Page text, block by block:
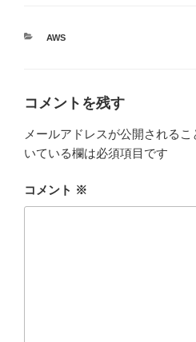
e
o
k
カ
AWS
コメントを残す
メールアドレスが公開されるこ
いている欄は必須項目です
コメント ※